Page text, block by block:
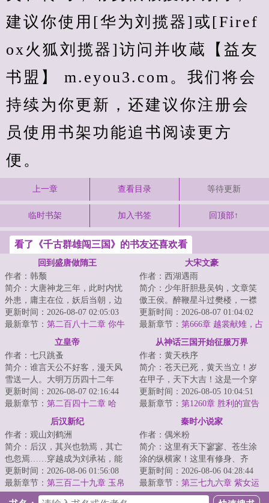
建议你使用[华为刘揽器]或[Firef
ox火狐刘揽器]访问并收蔵【益友
书盟】 m.eyou3.com。我们将会
持续为你更新，还建议你注册会
员使用书架功能追书阅读更方
便。
上一章 查看目录 等待更新
临时书架 加入书签 回顶部↑
看了《千古群雄闯三国》的书友还喜欢看
回到盛唐做隋王
作者：韩颓
简介：大唐神龙三年，此时内忧
外患，庸主在位，妖后当朝，边
军连年死伤，天下民不聊生。好
在我成了弘农杨...
更新时间：2026-08-07 02:05:03
最新章节： 第二百八十二章 你牛
了我，还想让我配合你
大宋文豪
作者：西湖遇雨
简介：少年肝胆悬吴钩，文章笑
傲王侯。醉鞭星斗过樊楼，一襟
唐气象，半卷宋风流！...
更新时间：2026-08-07 01:04:02
最新章节： 第666章 越裳献雉，占
城输稻
立皇帝
作者：七只跳蚤
简介：谁言天公不好客，漫天风
雪送一人。大明万历四十二年
冬，一道身影跨过宫门迎着漫天
风雪走进了落日余...
更新时间：2026-08-07 02:16:44
最新章节： 第二百四十二章 哈
哈，朕竟然成了昏君！
从神话三国开始征服万界
作者：黄天秩序
简介：苍天已死，黄天当立！岁
在甲子，天下大吉！这是一个穿
越者继承大贤良师传承，推翻腐
朽东汉帝国，建...
更新时间：2026-08-05 10:04:51
最新章节： 第1260章 胜利的宣告
后汉新纪
作者：观山刘鹤洲
简介：后汉，其兴也勃焉，其亡
也忽焉……穿越成为刘承祐，能
否三造大汉？注：本书非爽文，
剧情进度较慢...
更新时间：2026-08-06 01:56:08
最新章节： 第三百二十九章 玉帛
干戈两未休
秦时小说家
作者：偶米粉
简介：这里有天下寥寥、苍生涂
涂的纵横家！这里有修身、齐
家、治国、平天下的儒家！这里
有天下皆白、唯我...
更新时间：2026-08-06 04:28:44
最新章节： 第三七九六章 紫女运
道（求票票）